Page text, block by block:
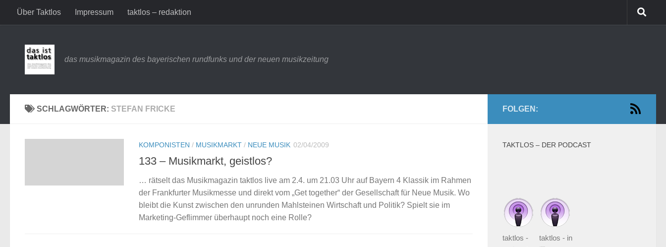
Zum Inhalt springen
Über Taktlos Impressum taktlos – redaktion
das musikmagazin des bayerischen rundfunks und der neuen musikzeitung
SCHLAGWÖRTER: STEFAN FRICKE
KOMPONISTEN / MUSIKMARKT / NEUE MUSIK 02/04/2009
133 – Musikmarkt, geistlos?
… rätselt das Musikmagazin taktlos live am 2.4. um 21.03 Uhr auf Bayern 4 Klassik im Rahmen
der Frankfurter Musikmesse und direkt vom „Get together“ der Gesellschaft für Neue Musik. Wo
bleibt die Kunst zwischen den unrunden Mahlsteinen Wirtschaft und Politik? Spielt sie im
Marketing-Geflimmer überhaupt noch eine Rolle?
FOLGEN:
TAKTLOS – DER PODCAST
taktlos -
taktlos - in